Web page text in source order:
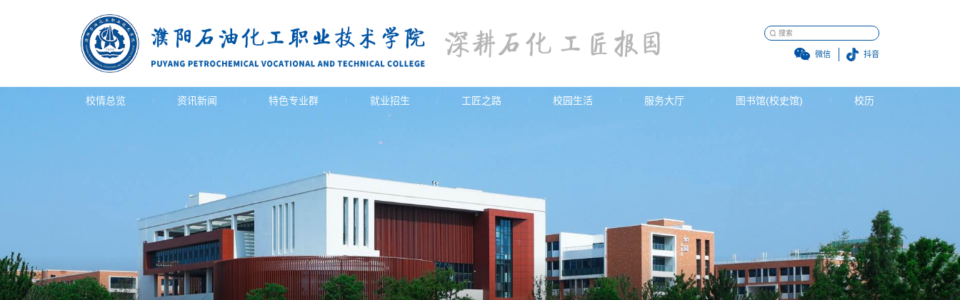
微信 抖音
校情总览 资讯新闻 特色专业群 就业招生 工匠之路 校园生活 服务大厅 图书馆(校史馆) 校历